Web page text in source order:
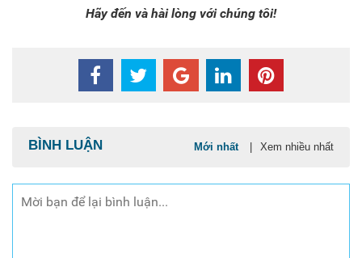
Hãy đến và hài lòng với chúng tôi!
BÌNH LUẬN Mới nhất Xem nhiều nhất